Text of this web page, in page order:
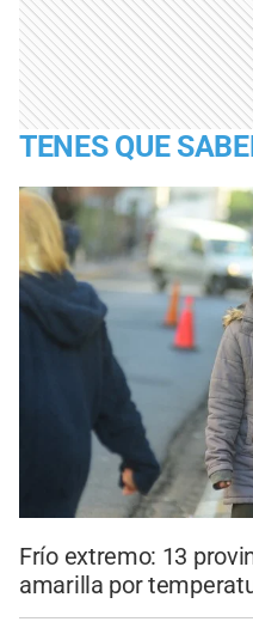
TENES QUE
Frío extremo: 13
amarilla por